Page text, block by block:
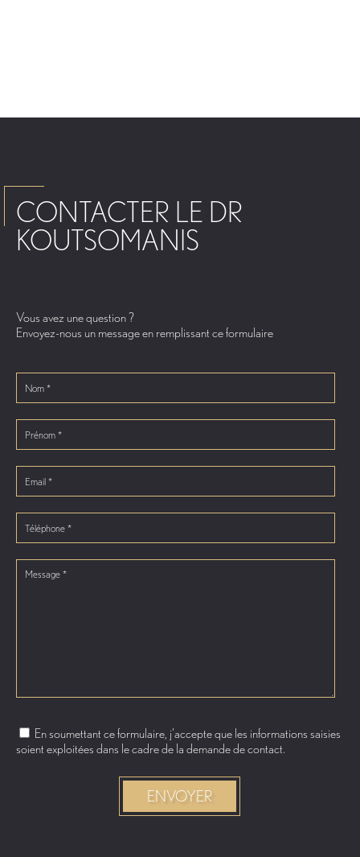
CONTACTER LE DR
KOUTSOMANIS
Vous avez une question ?
Envoyez-nous un message en remplissant ce formulaire
En soumettant ce formulaire, j'accepte que les informations saisies
soient exploitées dans le cadre de la demande de contact.